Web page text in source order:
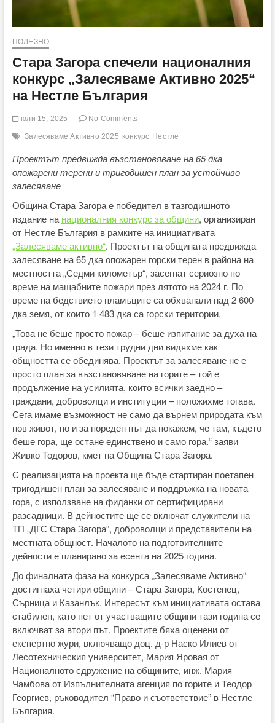
ПОЛЕЗНО
Стара Загора спечели националния
конкурс „Залесяваме Активно 2025“
на Нестле България
юли 15, 2025 No Comments
Залесяваме Активно 2025 конкурс Нестле
Проектът предвижда възстановяване на 65 дка
опожарени терени и тригодишен план за устойчиво
залесяване
Община Стара Загора е победител в тазгодишното
издание нанационалния конкурс за общини, организиран
от Нестле България в рамките на инициативата
„Залесяваме активно“. Проектът на общината предвижда
залесяване на 65 дка опожарен горски терен в района на
местността „Седми километър“, засегнат сериозно по
време на мащабните пожари през лятото на 2024 г. По
време на бедствието пламъците са обхванали над 2 600
дка земя, от които 1 483 дка са горски територии.
„Това не беше просто пожар – беше изпитание за духа на
града. Но именно в тези трудни дни видяхме как
общността се обединява. Проектът за залесяване не е
просто план за възстановяване на горите – той е
продължение на усилията, които всички заедно –
граждани, доброволци и институции – положихме тогава.
Сега имаме възможност не само да върнем природата към
нов живот, но и за пореден път да покажем, че там, където
беше гора, ще остане единствено и само гора.“ заяви
Живко Тодоров, кмет на Община Стара Загора.
С реализацията на проекта ще бъде стартиран поетапен
тригодишен план за залесяване и поддръжка на новата
гора, с използване на фиданки от сертифицирани
разсадници. В дейностите ще се включат служители на
ТП „ДГС Стара Загора“, доброволци и представители на
местната общност. Началото на подготвителните
дейности е планирано за есента на 2025 година.
До финалната фаза на конкурса „Залесяваме Активно“
достигнаха четири общини – Стара Загора, Костенец,
Сърница и Казанлък. Интересът към инициативата остава
стабилен, като пет от участващите общини тази година се
включват за втори път. Проектите бяха оценени от
експертно жури, включващо доц. д-р Наско Илиев от
Лесотехническия университет, Мария Яровая от
Националното сдружение на общините, инж. Мария
Чамбова от Изпълнителната агенция по горите и Теодор
Георгиев, ръководител “Право и съответствие” в Нестле
България.